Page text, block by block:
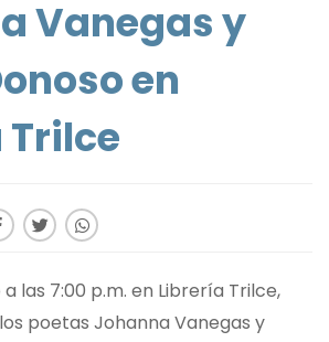
Vanegas y
en
a las 7:00 p.m. en Librería Trilce,
poetas Johanna Vanegas y